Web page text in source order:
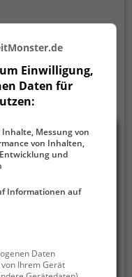
und lockt an
Besucher aus der
Einwilligung,
Daten für
Messung von
von Inhalten,
und
Informationen auf
Daten
Ihrem Gerät